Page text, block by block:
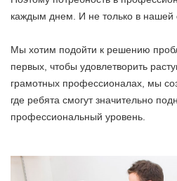
каждым днем. И не только в нашей
Мы хотим подойти к решению
первых, чтобы удовлетворить
грамотных профессионалах, мы
где ребята смогут значительно
профессиональный уровень.